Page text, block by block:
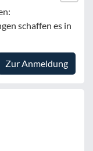
schaffen es in
Zur Anmeldung